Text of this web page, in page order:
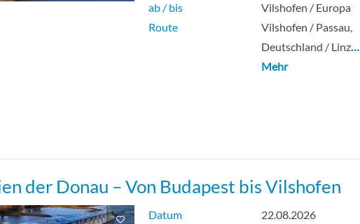
ab / bis
Vilshofen / Europa
Route
Vilshofen / Passau,
Deutschland / Linz…
Mehr
der Donau – Von Budapest bis Vilshofen
Datum
22.08.2026